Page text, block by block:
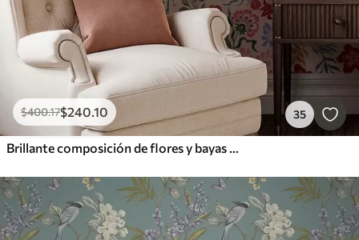
$400.17$240.10 35
Brillante composición de flores y bayas con loros